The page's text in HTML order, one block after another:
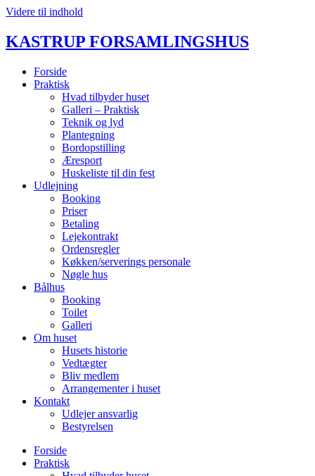
Videre til indhold
KASTRUP FORSAMLINGSHUS
Forside
Praktisk
Hvad tilbyder huset
Galleri – Praktisk
Teknik og lyd
Plantegning
Bordopstilling
Æresport
Huskeliste til din fest
Udlejning
Booking
Priser
Betaling
Lejekontrakt
Ordensregler
Køkken/serverings personale
Nøgle hus
Bålhus
Booking
Toilet
Galleri
Om huset
Husets historie
Vedtægter
Bliv medlem
Arrangementer i huset
Kontakt
Udlejer ansvarlig
Bestyrelsen
Forside
Praktisk